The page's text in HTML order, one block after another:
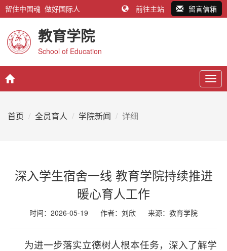
留住中国魂 做好国际人 前往主站 留言信箱
教育学院
School of Education
首页 全员育人 学院新闻 详细
深入学生宿舍一线 教育学院持续推进
暖心育人工作
时间：2026-05-19 作者：刘欣 来源： 教育学院
为进一步落实立德树人根本任务，深入了解学